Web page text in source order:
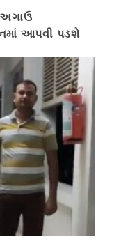
અગાઉ
આપવી પડશે